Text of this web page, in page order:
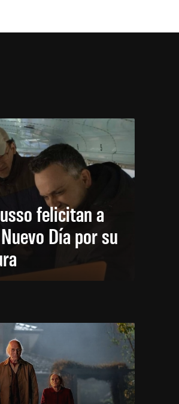
felicitan a
Día por su